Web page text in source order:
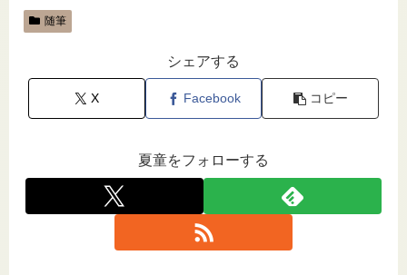
随筆
シェアする
X Facebook コピー
夏童をフォローする